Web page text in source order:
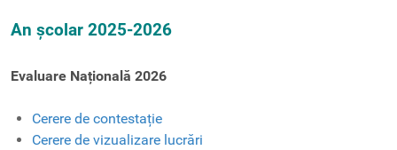
An școlar 2025-2026
Evaluare Națională 2026
Cerere de contestație
Cerere de vizualizare lucrări